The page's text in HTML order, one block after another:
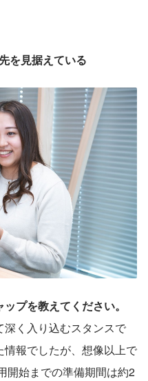
を見据えている
プを教えてください。
深く入り込むスタンスで
報でしたが、想像以上で
開始までの準備期間は約2